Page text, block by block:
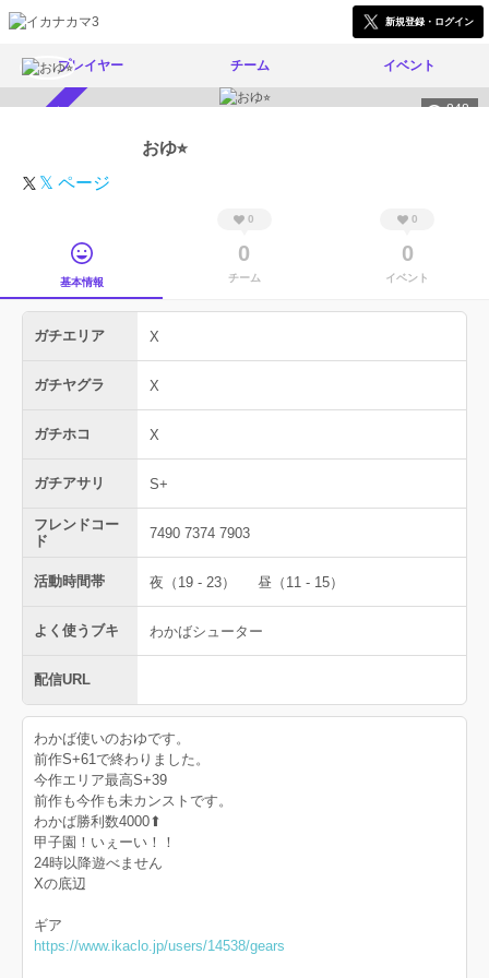
新規登録・ログイン
プレイヤー チーム イベント
848
おゆ⭐︎
𝕏 ページ
基本情報
0
0
チーム
0
0
イベント
ガチエリア X
ガチヤグラ X
ガチホコ X
ガチアサリ S+
フレンドコー
ド
7490 7374 7903
活動時間帯 夜（19 - 23） 昼（11 - 15）
よく使うブキ わかばシューター
配信URL
わかば使いのおゆです。
前作S+61で終わりました。
今作エリア最高S+39
前作も今作も未カンストです。
わかば勝利数4000⬆︎
甲子園！いぇーい！！
24時以降遊べません
Xの底辺
ギア
https://www.ikaclo.jp/users/14538/gears